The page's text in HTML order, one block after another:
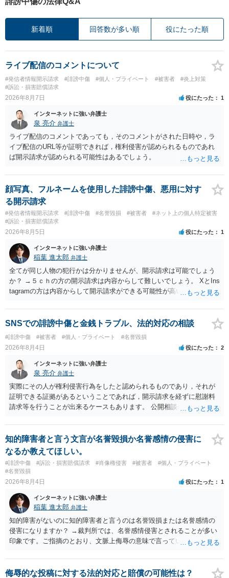
新着順 回答数が多い順 役にたった順
ライブ配信のコメントについて
#発信者情報開示請求 #誹謗中傷 #個人・プライベート #被害者
#炎上対策
#訴訟・損害賠償請求
2026年8月7日 役にたった 1
インターネットに強い弁護士
泉 亮介 弁護士
ライブ配信のコメントであっても，そのコメントがされた日時や，ラ
イブ配信のURL等が証明できれば，権利侵害が認められるものであれ
ば開示請求が認められる可能性はあるでしょう。
顔写真、フルネームを使用した誹謗中傷、悪用に対す
る開示請求
#発信者情報開示請求 #誹謗中傷 #名誉毀損 #被害者
#ネット上の個人特定被害
#訴訟・損害賠償請求
2026年8月5日 役にたった 1
インターネットに強い弁護士
稲葉 進太郎 弁護士
全てが同じ人物の犯行かは分かりませんが、開示請求は可能でしょう
か？ →５ｃｈの方の開示請求は内容からして難しいでしょう。 XとIns
tagramの方は内容からして開示請求ができる可能性が高いでしょう。
いでしょう。７月中にアカウントが削除されている場合、今から進め
ても失敗する可能性が高いように思われます。 相手を特定できた場
合、相手に全ての弁護士費用を負担させることは可能でしょうか？ →
訴訟外の交渉で相手方が認めれば負担させることができるでしょう。
訴訟で判決となった場合は、実際の弁護士費用が認められる場合と認
められない場合があり何ともいえないところでしょう。
SNSでの誹謗中傷と金銭トラブル、法的対応の相談
#誹謗中傷 #被害者 #個人・プライベート #名誉毀損
2026年8月4日 役にたった 2
インターネットに強い弁護士
泉 亮介 弁護士
実際にその人が権利侵害行為をしたと認められるものであり，それが
証明できる証拠があるということであれば，開示請求を経ずに慰謝料
請求等を行うことが出来るケースもあります。 公開相談の場では回答
に個別に相談されると良いでしょう。
知的障害者と言う文言が名誉毀損か名誉感情の侵害に
なるか教えてほしい。
#誹謗中傷 #訴訟・損害賠償請求 #肖像権侵害 #被害者
#個人・プライベート
#名誉毀損
2026年8月4日 役にたった 1
インターネットに強い弁護士
稲葉 進太郎 弁護士
知的障害がないのに知的障害者と言うのは名誉毀損または名誉感情の
侵害になりますか？ →裁判所では、名誉感情侵害とされることが多い
印象です。ご指摘のとおり、文脈上侮辱の意味で言っている点も加味
侮辱的な投稿に対する法的対応と賠償の可能性は？